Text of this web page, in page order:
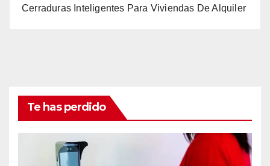
Cerraduras Inteligentes Para Viviendas De Alquiler
Te has perdido